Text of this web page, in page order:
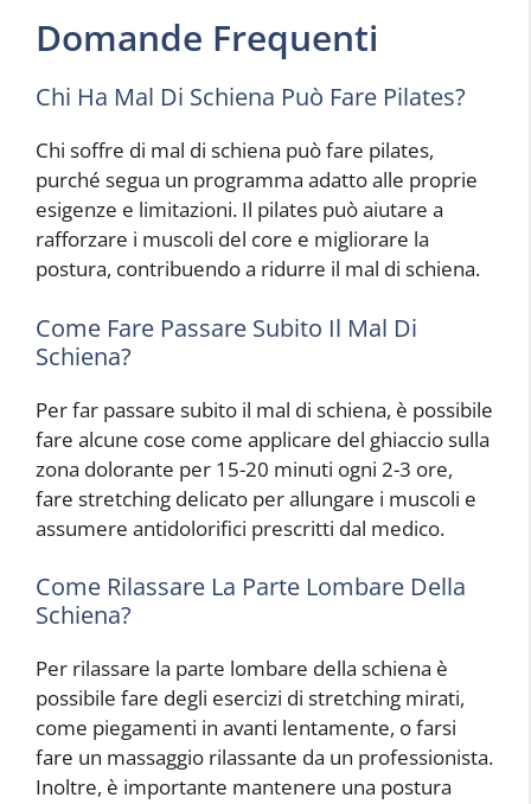
Domande Frequenti
Chi Ha Mal Di Schiena Può Fare Pilates?
Chi soffre di mal di schiena può fare pilates,
purché segua un programma adatto alle proprie
esigenze e limitazioni. Il pilates può aiutare a
rafforzare i muscoli del core e migliorare la
postura, contribuendo a ridurre il mal di schiena.
Come Fare Passare Subito Il Mal Di
Schiena?
Per far passare subito il mal di schiena, è possibile
fare alcune cose come applicare del ghiaccio sulla
zona dolorante per 15-20 minuti ogni 2-3 ore,
fare stretching delicato per allungare i muscoli e
assumere antidolorifici prescritti dal medico.
Come Rilassare La Parte Lombare Della
Schiena?
Per rilassare la parte lombare della schiena è
possibile fare degli esercizi di stretching mirati,
come piegamenti in avanti lentamente, o farsi
fare un massaggio rilassante da un professionista.
Inoltre, è importante mantenere una postura